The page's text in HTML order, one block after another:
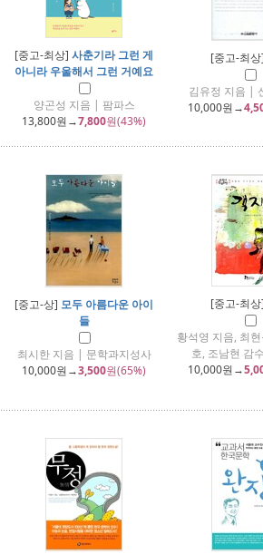
[중고-최상] 사춘기라 그런 게
아니라 우울해서 그런 거예요
양곤성 지음 | 팜파스
13,800원→7,800원(43%)
[중고-최상]
김유정 지음 |
10,000원→
[중고-상] 모두 아름다운 아이
들
최시한 지음 | 문학과지성사
10,000원→3,500원(65%)
[중고-최상]
황석영 지음, 최
호, 조남현 감
10,000원→